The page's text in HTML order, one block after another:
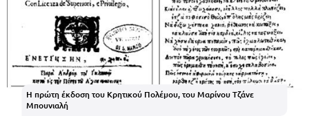
Η πρώτη έκδοση του Κρητικού Πολέμου, του Μαρίνου Τζάνε
Μπουνιαλή